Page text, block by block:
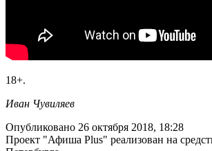
18+.
Иван Чувиляев
Опубликовано 26 октября 2018, 18:28
Проект "Афиша Plus" реализован на